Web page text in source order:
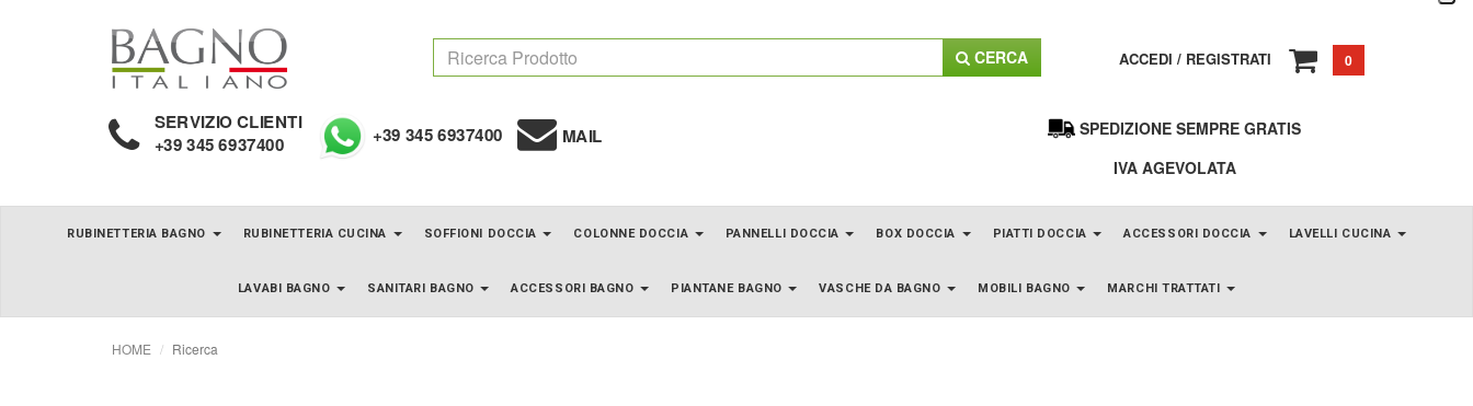
CERCA ACCEDI / REGISTRATI 0
SERVIZIO CLIENTI
+39 345 6937400 +39 345 6937400 MAIL
SPEDIZIONE SEMPRE GRATIS
IVA AGEVOLATA
RUBINETTERIA BAGNO RUBINETTERIA CUCINA SOFFIONI DOCCIA COLONNE DOCCIA PANNELLI DOCCIA BOX DOCCIA PIATTI DOCCIA ACCESSORI DOCCIA LAVELLI CUCINA
LAVABI BAGNO SANITARI BAGNO ACCESSORI BAGNO PIANTANE BAGNO VASCHE DA BAGNO MOBILI BAGNO MARCHI TRATTATI
HOME Ricerca